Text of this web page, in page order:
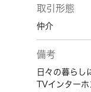
取引形態
仲介
備考
日々の暮らし
TVインター